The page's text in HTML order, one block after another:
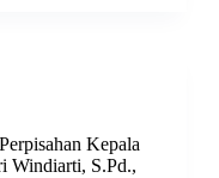
Kepala
Windiarti, S.Pd.,